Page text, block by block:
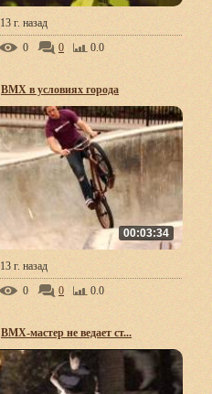
13 г. назад
0
0 0.0
BMX в условиях города
00:03:34
13 г. назад
0
0 0.0
BMX-мастер не ведает ст...